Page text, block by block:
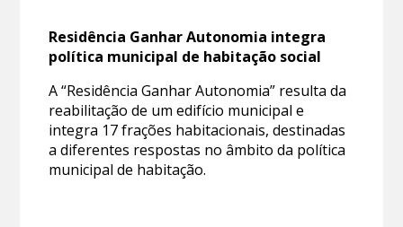
Residência Ganhar Autonomia integra
política municipal de habitação social
A “Residência Ganhar Autonomia” resulta da
reabilitação de um edifício municipal e
integra 17 frações habitacionais, destinadas
a diferentes respostas no âmbito da política
municipal de habitação.